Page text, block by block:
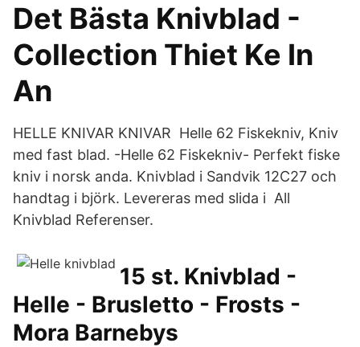
Det Bästa Knivblad -
Collection Thiet Ke In
An
HELLE KNIVAR KNIVAR Helle 62 Fiskekniv, Kniv
med fast blad. -Helle 62 Fiskekniv- Perfekt fiske
kniv i norsk anda. Knivblad i Sandvik 12C27 och
handtag i björk. Levereras med slida i All
Knivblad Referenser.
15 st. Knivblad -
Helle - Brusletto - Frosts -
Mora Barnebys